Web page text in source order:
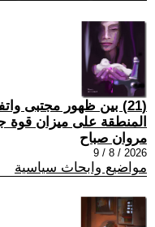
(21) بين ظهور مجتبى
المنطقة على ميزان قوة
مروان صباح
2026 / 8 / 9
مواضيع وابحاث سياسية